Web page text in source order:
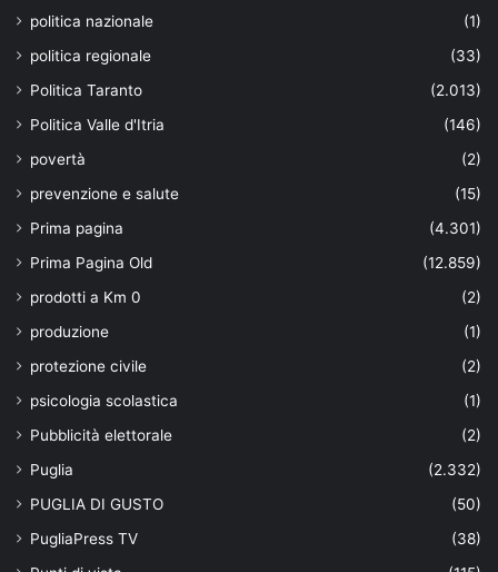
politica nazionale
(1)
politica regionale
(33)
Politica Taranto
(2.013)
Politica Valle d'Itria
(146)
povertà
(2)
prevenzione e salute
(15)
Prima pagina
(4.301)
Prima Pagina Old
(12.859)
prodotti a Km 0
(2)
produzione
(1)
protezione civile
(2)
psicologia scolastica
(1)
Pubblicità elettorale
(2)
Puglia
(2.332)
PUGLIA DI GUSTO
(50)
PugliaPress TV
(38)